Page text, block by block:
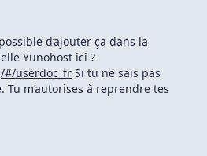
Linux
Mint
18
d’ajouter ça dans la
Yunohost ici ?
userdoc_fr Si tu ne sais pas
m’autorises à reprendre tes